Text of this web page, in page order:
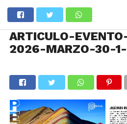
ARTICULO-
2026-MARZO-30-